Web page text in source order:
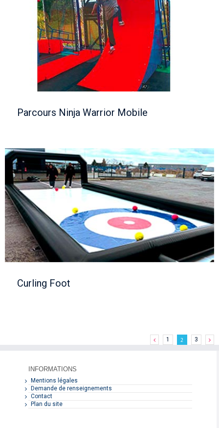
Parcours Ninja Warrior Mobile
Curling Foot
1 2 3
INFORMATIONS
Mentions légales
Demande de renseignements
Contact
Plan du site